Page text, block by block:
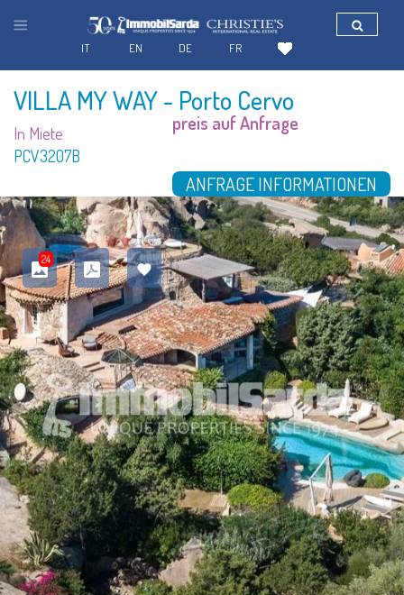
VILLA MY WAY- Porto Cervo
In Miete
PCV3207B
preis auf Anfrage
ANFRAGE INFORMATIONEN
24
FR
DE
EN
IT